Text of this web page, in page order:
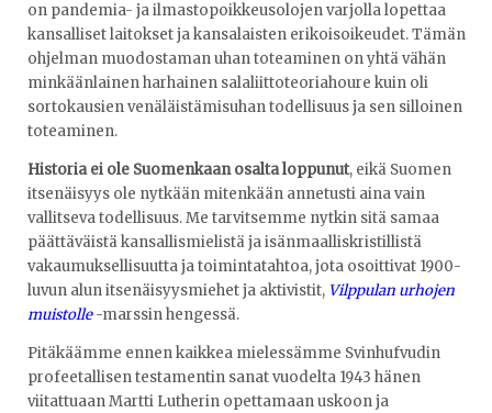
on pandemia- ja ilmastopoikkeusolojen varjolla lopettaa
kansalliset laitokset ja kansalaisten erikoisoikeudet. Tämän
ohjelman muodostaman uhan toteaminen on yhtä vähän
minkäänlainen harhainen salaliittoteoriahoure kuin oli
sortokausien venäläistämisuhan todellisuus ja sen silloinen
toteaminen.
Historia ei ole Suomenkaan osalta loppunut, eikä Suomen
itsenäisyys ole nytkään mitenkään annetusti aina vain
vallitseva todellisuus. Me tarvitsemme nytkin sitä samaa
päättäväistä kansallismielistä ja isänmaalliskristillistä
vakaumuksellisuutta ja toimintatahtoa, jota osoittivat 1900-
luvun alun itsenäisyysmiehet ja aktivistit, Vilppulan urhojen
muistolle-marssin hengessä.
Pitäkäämme ennen kaikkea mielessämme Svinhufvudin
profeetallisen testamentin sanat vuodelta 1943 hänen
viitattuaan Martti Lutherin opettamaan uskoon ja